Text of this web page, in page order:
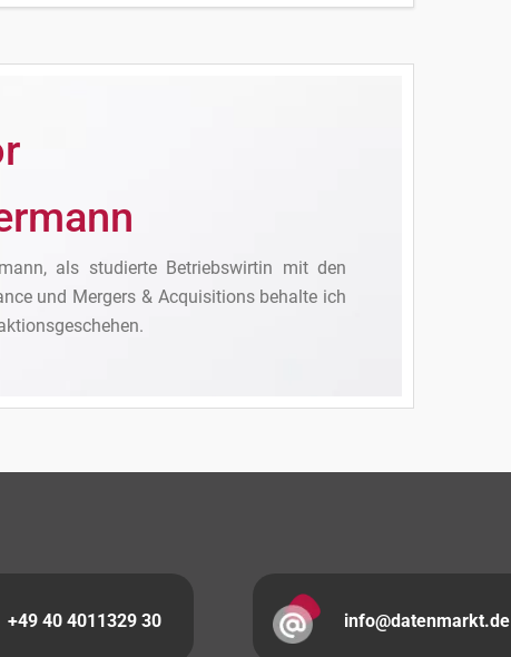
als studierte Betriebswirtin mit den
und Mergers & Acquisitions behalte ich
+49 40 4011329 30 info@datenmarkt.de